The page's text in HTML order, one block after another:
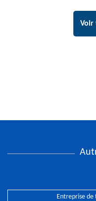
Voir
Entreprise